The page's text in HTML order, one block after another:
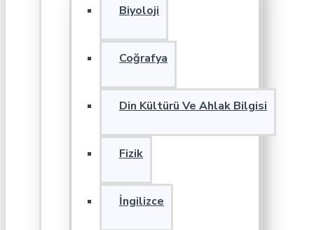
Biyoloji
Coğrafya
Din Kültürü Ve Ahlak Bilgisi
Fizik
İngilizce